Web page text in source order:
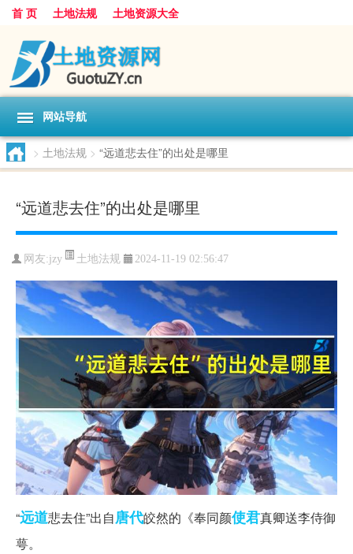
首 页 土地法规 土地资源大全
网站导航
> 土地法规 > “远道悲去住”的出处是哪里
“远道悲去住”的出处是哪里
网友:jzy 土地法规 2024-11-19 02:56:47
“远道悲去住”出自唐代皎然的《奉同颜使君真卿送李侍御
萼。